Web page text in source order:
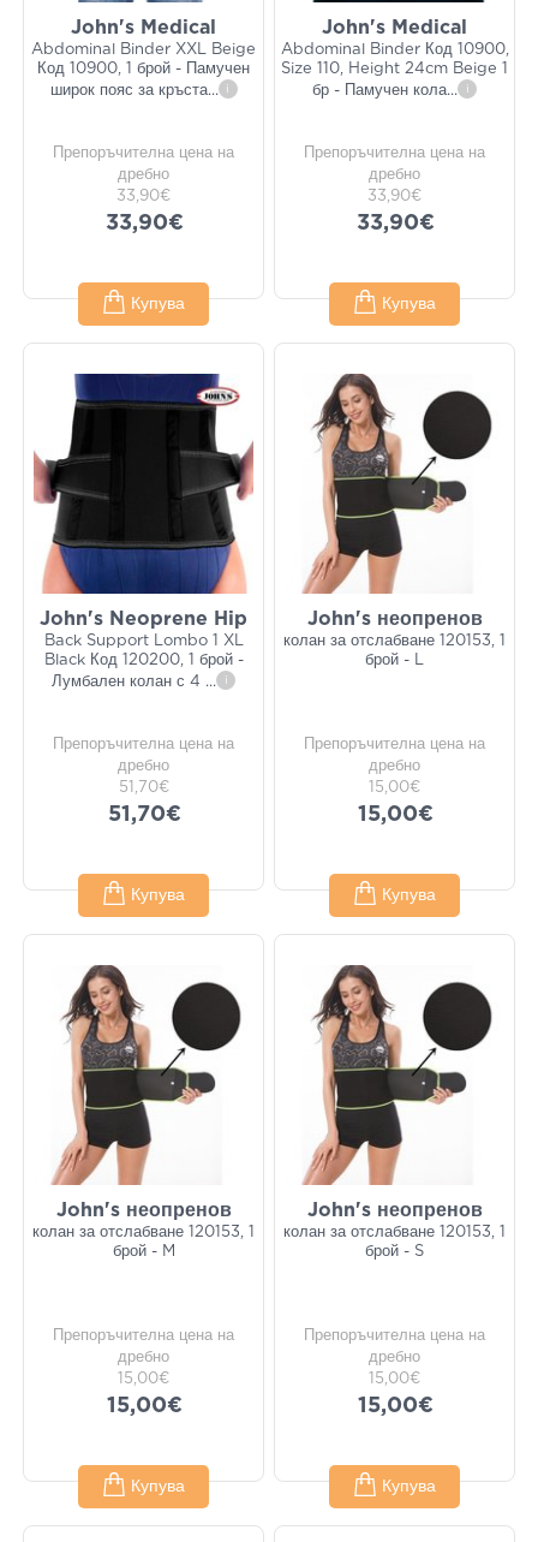
John's Medical
Abdominal Binder XXL Beige
Код 10900, 1 брой - Памучен
широк пояс за кръста... i
Препоръчителна цена на
дребно
33,90€
33,90€
Купува
John's Medical
Abdominal Binder Код 10900,
Size 110, Height 24cm Beige 1
бр - Памучен кола... i
Препоръчителна цена на
дребно
33,90€
33,90€
Купува
John's Neoprene Hip
Back Support Lombo 1 XL
Black Код 120200, 1 брой -
Лумбален колан с 4 ... i
Препоръчителна цена на
дребно
51,70€
51,70€
Купува
John's неопренов
колан за отслабване 120153, 1
брой - L
Препоръчителна цена на
дребно
15,00€
15,00€
Купува
John's неопренов
колан за отслабване 120153, 1
брой - M
Препоръчителна цена на
дребно
15,00€
15,00€
Купува
John's неопренов
колан за отслабване 120153, 1
брой - S
Препоръчителна цена на
дребно
15,00€
15,00€
Купува